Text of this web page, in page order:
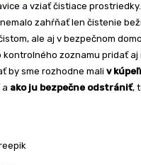
a vziať čistiace prostriedky.
zahŕňať len čistenie
ale aj v bezpečnom
zoznamu pridať aj
by sme rozhodne mali v
a ako ju bezpečne odstrániť,